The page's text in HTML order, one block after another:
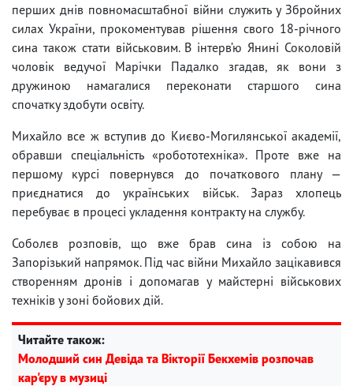
перших днів повномасштабної війни служить у Збройних
силах України, прокоментував рішення свого 18-річного
сина також стати військовим. В інтерв’ю Янині Соколовій
чоловік ведучої Марічки Падалко згадав, як вони з
дружиною намагалися переконати старшого сина
спочатку здобути освіту.
Михайло все ж вступив до Києво-Могилянської академії,
обравши спеціальність «робототехніка». Проте вже на
першому курсі повернувся до початкового плану —
приєднатися до українських військ. Зараз хлопець
перебуває в процесі укладення контракту на службу.
Соболєв розповів, що вже брав сина із собою на
Запорізький напрямок. Під час війни Михайло зацікавився
створенням дронів і допомагав у майстерні військових
техніків у зоні бойових дій.
Читайте також:
Молодший син Девіда та Вікторії Бекхемів розпочав
кар'єру в музиці